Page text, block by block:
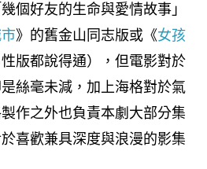
個好友的生命與愛情故事」
》的舊金山同志版或《女孩
版都說得通），但電影對於
絲毫未減，加上海格對於氣
作之外也負責本劇大部分集
喜歡兼具深度與浪漫的影集